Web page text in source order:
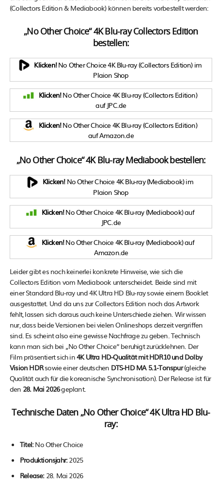
(Collectors Edition & Mediabook) können bereits vorbestellt werden:
„No Other Choice“ 4K Blu-ray Collectors Edition
bestellen:
Klicken!No Other Choice 4K Blu-ray (Collectors Edition) im
Plaion Shop
Klicken!No Other Choice 4K Blu-ray (Collectors Edition)
auf JPC.de
Klicken!No Other Choice 4K Blu-ray (Collectors Edition)
auf Amazon.de
„No Other Choice“ 4K Blu-ray Mediabook bestellen:
Klicken!No Other Choice 4K Blu-ray (Mediabook) im
Plaion Shop
Klicken!No Other Choice 4K Blu-ray (Mediabook) auf
JPC.de
Klicken!No Other Choice 4K Blu-ray (Mediabook) auf
Amazon.de
Leider gibt es noch keinerlei konkrete Hinweise, wie sich die
Collectors Edition vom Mediabook unterscheidet. Beide sind mit
einer Standard Blu-ray und 4K Ultra HD Blu-ray sowie einem Booklet
ausgestattet. Und da uns zur Collectors Edition noch das Artwork
fehlt, lassen sich daraus auch keine Unterschiede ziehen. Wir wissen
nur, dass beide Versionen bei vielen Onlineshops derzeit vergriffen
sind. Es scheint also eine gewisse Nachfrage zu geben. Technisch
kann man sich bei „No Other Choice“ beruhigt zurücklehnen. Der
Film präsentiert sich in4K Ultra HD-Qualität mit HDR10 und Dolby
Vision HDRsowie einer deutschen DTS-HD MA 5.1-Tonspur(gleiche
Qualität auch für die koreanische Synchronisation). Der Release ist für
den 28. Mai 2026geplant.
Technische Daten „No Other Choice“ 4K Ultra HD Blu-
ray:
Titel:No Other Choice
Produktionsjahr:2025
Release:28. Mai 2026